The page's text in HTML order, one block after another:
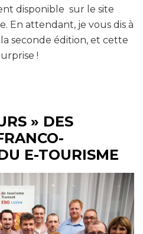
disponible sur le site
En attendant, je vous dis à
seconde édition, et cette
!
» DES
E-TOURISME